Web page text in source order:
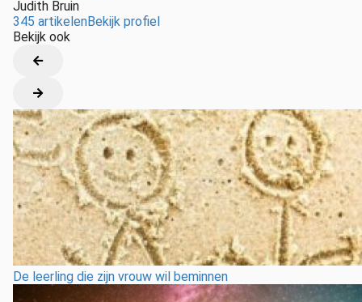
Judith Bruin
345 artikelenBekijk profiel
Bekijk ook
De leerling die zijn vrouw wil beminnen